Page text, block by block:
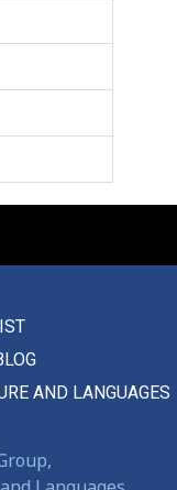
AND LANGUAGES